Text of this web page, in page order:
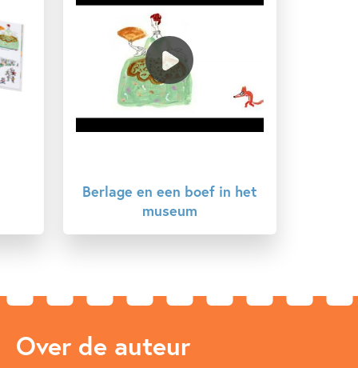
Berlage en een boef in het
museum
Over de auteur